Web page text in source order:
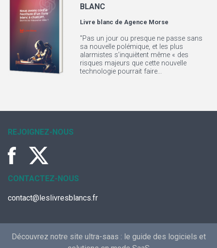
BLANC
Livre blanc de Agence Morse
"Pas un jour ou presque ne passe sans
sa nouvelle polémique, et les plus
alarmistes s’inquiètent même « des
risques majeurs que cette nouvelle
technologie pourrait faire...
REJOIGNEZ-NOUS
CONTACTEZ-NOUS
contact@leslivresblancs.fr
Découvrez notre site ultra-saas : le guide des logiciels et